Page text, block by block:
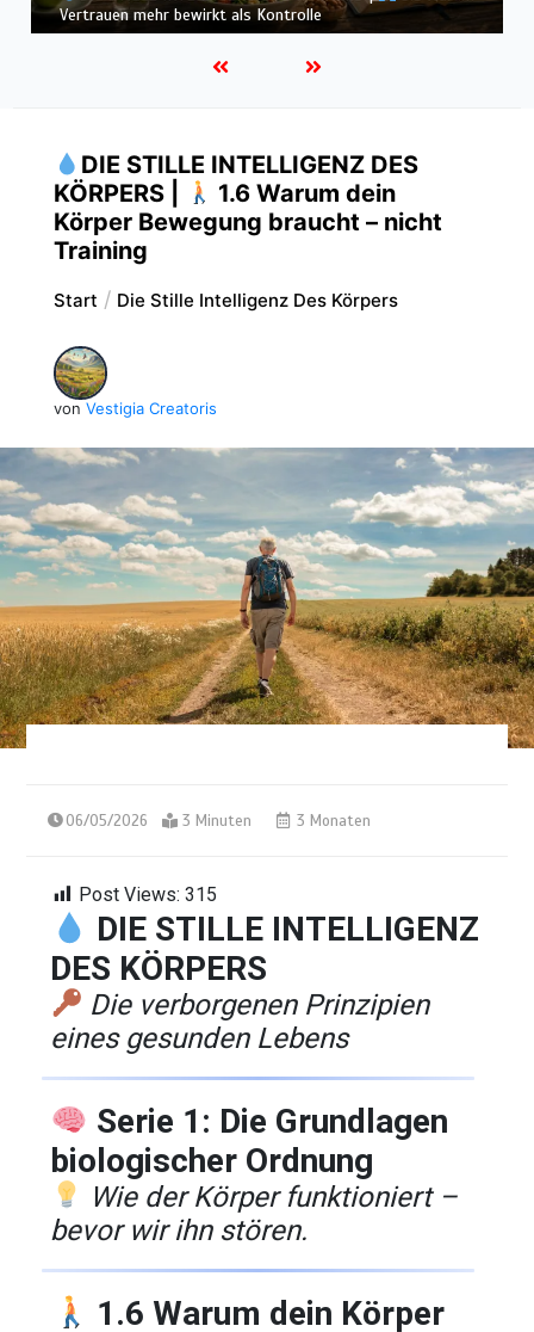
Ernährung nur ein Teil des Systems ist
DIE STILLE INTELLIGENZ DES
KÖRPERS |
1.6 Warum dein
Körper Bewegung braucht – nicht
Training
Start Die Stille Intelligenz Des Körpers
von Vestigia Creatoris
06/05/2026 3 Minuten 3 Monaten
Post Views: 315
DIE STILLE INTELLIGENZ
DES KÖRPERS
Die verborgenen Prinzipien
eines gesunden Lebens
Serie 1: Die Grundlagen
biologischer Ordnung
Wie der Körper funktioniert –
bevor wir ihn stören.
1.6 Warum dein Körper